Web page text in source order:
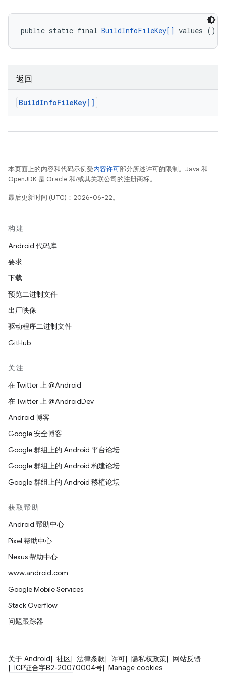
public static final BuildInfoFileKey[] values ()
返回
BuildInfoFileKey[]
本页面上的内容和代码示例受内容许可部分所述许可的限制。Java 和
OpenJDK 是 Oracle 和/或其关联公司的注册商标。
最后更新时间 (UTC)：2026-06-22。
构建
Android 代码库
要求
下载
预览二进制文件
出厂映像
驱动程序二进制文件
GitHub
关注
在 Twitter 上 @Android
在 Twitter 上 @AndroidDev
Android 博客
Google 安全博客
Google 群组上的 Android 平台论坛
Google 群组上的 Android 构建论坛
Google 群组上的 Android 移植论坛
获取帮助
Android 帮助中心
Pixel 帮助中心
Nexus 帮助中心
www.android.com
Google Mobile Services
Stack Overflow
问题跟踪器
关于 Android 社区 法律条款 许可 隐私权政策
网站反馈
ICP证合字B2-20070004号
Manage cookies